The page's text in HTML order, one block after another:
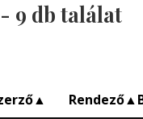
9 db találat
▲ Rendező▲